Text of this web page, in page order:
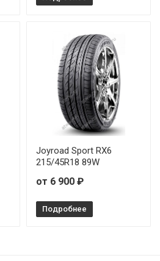
Joyroad Sport RX6
215/45R18 89W
от 6 900 ₽
Подробнее